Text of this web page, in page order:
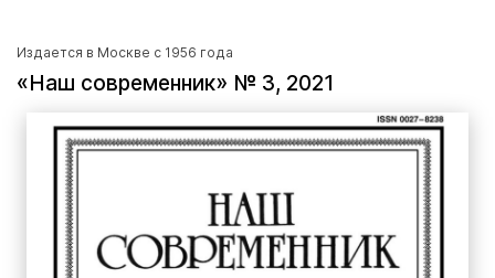
Издается в Москве с 1956 года
«Наш современник» № 3, 2021